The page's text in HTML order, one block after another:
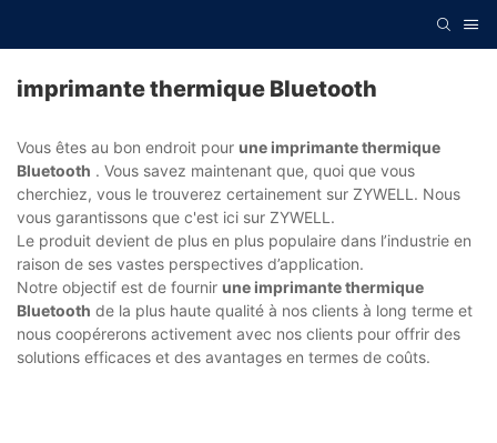
imprimante thermique Bluetooth
Vous êtes au bon endroit pour une imprimante thermique
Bluetooth . Vous savez maintenant que, quoi que vous
cherchiez, vous le trouverez certainement sur ZYWELL. Nous
vous garantissons que c'est ici sur ZYWELL.
Le produit devient de plus en plus populaire dans l’industrie en
raison de ses vastes perspectives d’application.
Notre objectif est de fournir une imprimante thermique
Bluetooth de la plus haute qualité à nos clients à long terme et
nous coopérerons activement avec nos clients pour offrir des
solutions efficaces et des avantages en termes de coûts.